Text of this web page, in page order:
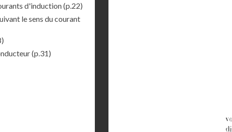
d'induction(p.22)
le sens du courant
(p.31)